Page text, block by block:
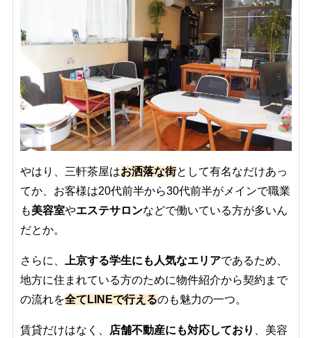
やはり、三軒茶屋はお洒落な街として有名なだけあっ
てか、お客様は20代前半から30代前半がメインで職業
も美容室やエステサロンなどで働いている方が多いん
だとか。
さらに、 上京する学生にも人気なエリアであるため、
地方に住まれている方のために物件紹介から契約まで
の流れを全てLINEで行えるのも魅力の一つ。
賃貸だけはなく、 店舗不動産にも対応しており 、美容